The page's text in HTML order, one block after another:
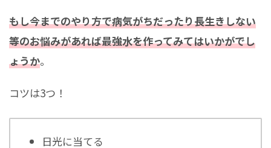
もし今までのやり方で病気がちだったり長生きしない
等のお悩みがあれば最強水を作ってみてはいかがでし
ょうか。
コツは3つ！
日光に当てる